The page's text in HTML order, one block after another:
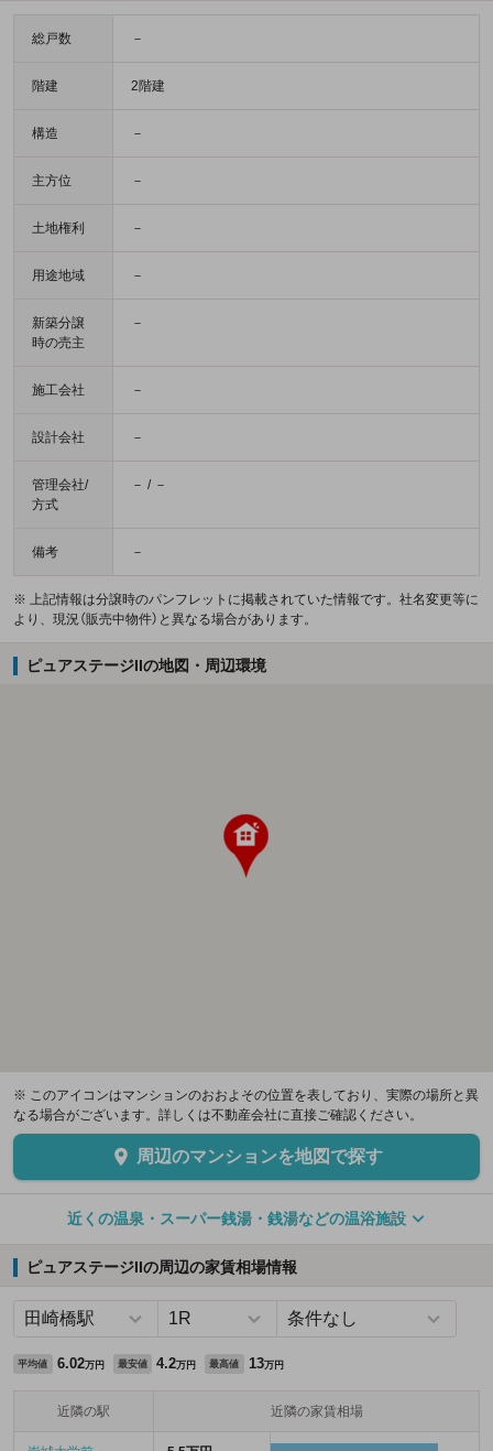
総戸数 －
階建 2階建
構造 －
主方位 －
土地権利 －
用途地域 －
新築分譲
時の売主
－
施工会社 －
設計会社 －
管理会社/
方式
－ / －
備考 －
※ 上記情報は分譲時のパンフレットに掲載されていた情報です。社名変更等に
より、現況（販売中物件）と異なる場合があります。
ピュアステージIIの地図・周辺環境
※ このアイコンはマンションのおおよその位置を表しており、実際の場所と異
なる場合がございます。詳しくは不動産会社に直接ご確認ください。
周辺のマンションを地図で探す
近くの温泉・スーパー銭湯・銭湯などの温浴施設
ピュアステージIIの周辺の家賃相場情報
平均値 6.02万円 最安値 4.2万円 最高値 13万円
近隣の駅 近隣の家賃相場